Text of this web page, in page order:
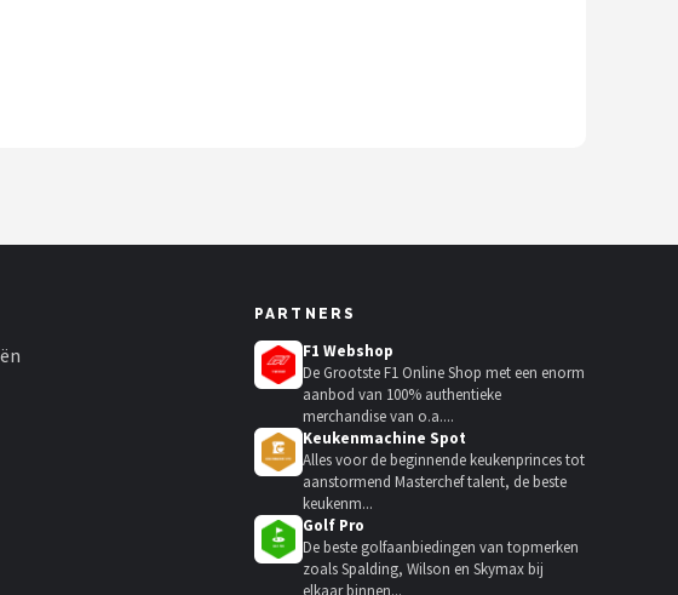
PARTNERS
F1 Webshop
De Grootste F1 Online Shop met een enorm
aanbod van 100% authentieke
merchandise van o.a....
Keukenmachine Spot
Alles voor de beginnende keukenprinces tot
aanstormend Masterchef talent, de beste
keukenm...
Golf Pro
De beste golfaanbiedingen van topmerken
zoals Spalding, Wilson en Skymax bij
elkaar binnen...